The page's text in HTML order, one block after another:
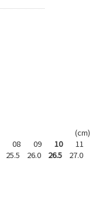
(cm)
08 09 10
11
25.5 26.0 26.5 27.0